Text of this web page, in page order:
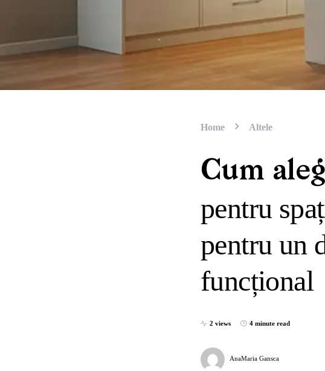
Home Altele
Cum
pentru
pentru un
funcțional
2 views 4 minute read
AnaMaria Gansca